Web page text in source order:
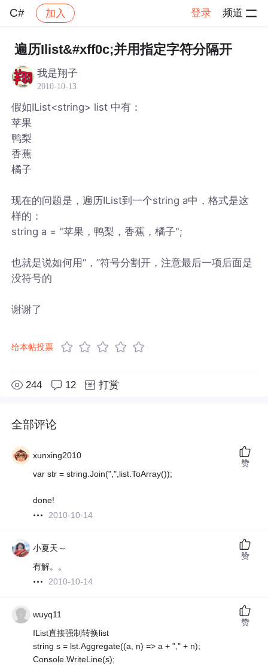
C# 加入 登录 频道
社区 C# 帖子详情
遍历Ilist&#xff0c;并用指定字符分隔开
我是翔子
2010-10-13
假如IList<string> list 中有：
苹果
鸭梨
香蕉
橘子
现在的问题是，遍历IList到一个string a中，格式是这
样的：
string a = "苹果，鸭梨，香蕉，橘子";
也就是说如何用“，”符号分割开，注意最后一项后面是
没符号的
谢谢了
给本帖投票
244 12 打赏
全部评论
xunxing2010
var str = string.Join(",",list.ToArray());
done!
2010-10-14
赞
小夏天～
有解。。
2010-10-14
赞
wuyq11
IList直接强制转换list
string s = lst.Aggregate((a, n) => a + "," + n);
Console.WriteLine(s);
赞